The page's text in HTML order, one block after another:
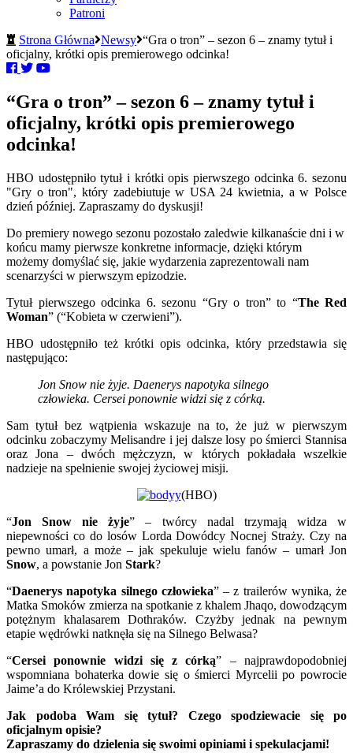
Patroni
Strona Główna Newsy “Gra o tron” – sezon 6 – znamy tytuł i
oficjalny, krótki opis premierowego odcinka!
“Gra o tron” – sezon 6 – znamy tytuł i
oficjalny, krótki opis premierowego
odcinka!
HBO udostępniło tytuł i krótki opis pierwszego odcinka 6. sezonu
"Gry o tron", który zadebiutuje w USA 24 kwietnia, a w Polsce
dzień później. Zapraszamy do dyskusji!
Do premiery nowego sezonu pozostało zaledwie kilkanaście dni i w
końcu mamy pierwsze konkretne informacje, dzięki którym
możemy domyślać się, jakie wydarzenia zaprezentowali nam
scenarzyści w pierwszym epizodzie.
Tytuł pierwszego odcinka 6. sezonu “Gry o tron” to “The Red
Woman” (“Kobieta w czerwieni”).
HBO udostępniło też krótki opis odcinka, który przedstawia się
następująco:
Jon Snow nie żyje. Daenerys napotyka silnego
człowieka. Cersei ponownie widzi się z córką.
Sam tytuł bez wątpienia wskazuje na to, że już w pierwszym
odcinku zobaczymy Melisandre i jej dalsze losy po śmierci Stannisa
oraz Jona – dwóch mężczyzn, w których pokładała wszelkie
nadzieje na spełnienie swojej życiowej misji.
(HBO)
“Jon Snow nie żyje” – twórcy nadal trzymają widza w
niepewności co do losów Lorda Dowódcy Nocnej Straży. Czy na
pewno umarł, a może – jak spekuluje wielu fanów – umarł Jon
Snow, a powstanie Jon Stark?
“Daenerys napotyka silnego człowieka” – z trailerów wynika, że
Matka Smoków zmierza na spotkanie z khalem Jhaqo, dowodzącym
potężnym khalasarem Dothraków. Czyżby jednak na pewnym
etapie wędrówki natknęła się na Silnego Belwasa?
“Cersei ponownie widzi się z córką” – najprawdopodobniej
wspomniana bohaterka dowie się o śmierci Myrcelii po powrocie
Jaime’a do Królewskiej Przystani.
Jak podoba Wam się tytuł? Czego spodziewacie się po
oficjalnym opisie?
Zapraszamy do dzielenia się swoimi opiniami i spekulacjami!